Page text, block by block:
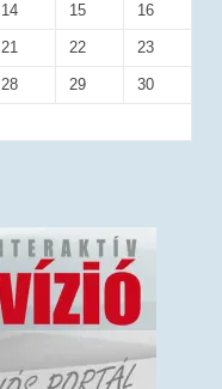
14 15 16
21 22 23
28 29 30